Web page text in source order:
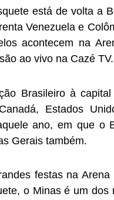
está de volta a
Venezuela e
acontecem na
ao vivo na Cazé TV.
Brasileiro à
Estados
ano, em que o
Gerais também.
festas na
o Minas é um